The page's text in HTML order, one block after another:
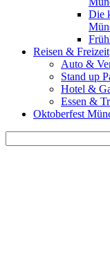
Die
Reisen & Freizeit
Auto &
Stand up
Hotel &
Essen &
Oktoberfest